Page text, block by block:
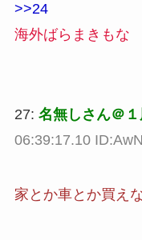
>>24
海外ばらまきもな
27: 名無しさん＠
06:39:17.10
家とか車とか買え